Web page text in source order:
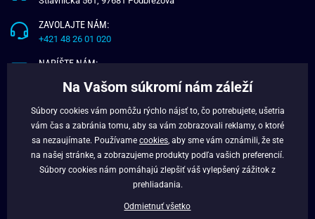
ZAVOLAJTE NÁM:
+421 48 26 01 020
NAPÍŠTE NÁM:
O NÁS
VERNOSTNÝ PROGRAM
BLOG
Na Vašom súkromí nám záleží
Súbory cookies vám pomôžu rýchlo nájsť to, čo potrebujete, ušetria
vám čas a zabránia tomu, aby sa vám zobrazovali reklamy, o ktoré
sa nezaujímate. Používame cookies , aby sme vám oznámili, že ste
na našej stránke, a zobrazujeme produkty podľa vašich preferencií.
Súbory cookies nám pomáhajú zlepšiť váš vylepšený zážitok z
prehliadania.
Odmietnuť všetko